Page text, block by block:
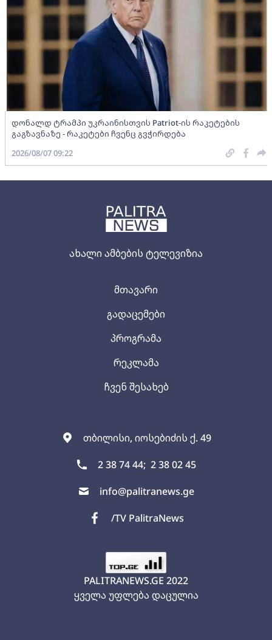
ახალი ამბების ტელევიზია
თბილისი, იოსებიძის ქ. 49
2 38 74 44; 2 38 02 45
info@palitranews.ge
/TV PalitraNews
მთავარი
გადაცემები
პროგრამა
რეკლამა
ჩვენ შესახებ
PALITRANEWS.GE 2022
ყველა უფლება დაცულია
დონალდ ტრამპი უკრაინისთვის Patriot-ის რაკეტების
გაგზავნაზე - რაკეტები ჩვენც გვჭირდება
2026/08/07 09:22